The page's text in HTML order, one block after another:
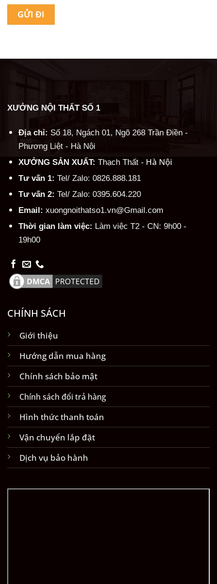
XƯỞNG NỘI THẤT SỐ 1
Địa chỉ: Số 18, Ngách 01, Ngõ 268 Trần Điền -
Phương Liệt - Hà Nội
XƯỞNG SẢN XUẤT: Thạch Thất - Hà Nội
Tư vấn 1: Tel/ Zalo: 0826.888.181
Tư vấn 2: Tel/ Zalo: 0395.604.220
Email: xuongnoithatso1.vn@Gmail.com
Thời gian làm việc: Làm việc T2 - CN: 9h00 -
19h00
CHÍNH SÁCH
Giới thiệu
Hướng dẫn mua hàng
Chính sách bảo mật
Chính sách đổi trả hàng
Hình thức thanh toán
Vận chuyển lắp đặt
Dịch vụ bảo hành